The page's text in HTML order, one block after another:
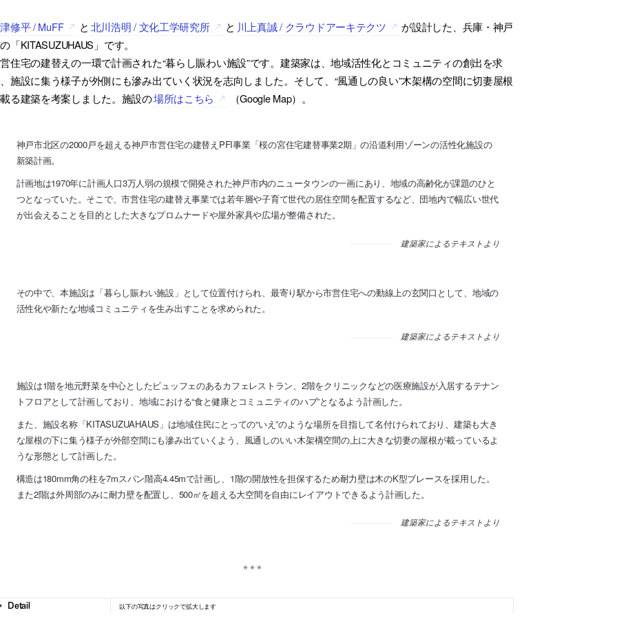
修平 / MuFF と 北川浩明 / 文化工学研究所 と 川上真誠 / クラウドアーキテクツ
が設計した、兵庫・神戸
「KITASUZUHAUS」です。
住宅の建替えの一環で計画された“暮らし賑わい施設”です。建築家は、地域活性化とコミュニティの創出を求
施設に集う様子が外側にも滲み出ていく状況を志向しました。そして、“風通しの良い”木架構の空間に切妻屋根
る建築を考案しました。施設の場所はこちら （Google Map）。
神戸市北区の2000戸を超える神戸市営住宅の建替えPFI事業「桜の宮住宅建替事業2期」の沿道利用ゾーンの活性化施設の
新築計画。
計画地は1970年に計画人口3万人弱の規模で開発された神戸市内のニュータウンの一画にあり、地域の高齢化が課題のひと
つとなっていた。そこで、市営住宅の建替え事業では若年層や子育て世代の居住空間を配置するなど、団地内で幅広い世代
が出会えることを目的とした大きなプロムナードや屋外家具や広場が整備された。
建築家によるテキストより
その中で、本施設は「暮らし賑わい施設」として位置付けられ、最寄り駅から市営住宅への動線上の玄関口として、地域の
活性化や新たな地域コミュニティを生み出すことを求められた。
建築家によるテキストより
施設は1階を地元野菜を中心としたビュッフェのあるカフェレストラン、2階をクリニックなどの医療施設が入居するテナン
トフロアとして計画しており、地域における“食と健康とコミュニティのハブ”となるよう計画した。
また、施設名称「KITASUZUAHAUS」は地域住民にとっての“いえ”のような場所を目指して名付けられており、建築も大き
な屋根の下に集う様子が外部空間にも滲み出ていくよう、風通しのいい木架構空間の上に大きな切妻の屋根が載っているよ
うな形態として計画した。
構造は180mm角の柱を7mスパン階高4.45mで計画し、1階の開放性を担保するため耐力壁は木のK型ブレースを採用した。
また2階は外周部のみに耐力壁を配置し、500㎡を超える大空間を自由にレイアウトできるよう計画した。
建築家によるテキストより
以下の写真はクリックで拡大します